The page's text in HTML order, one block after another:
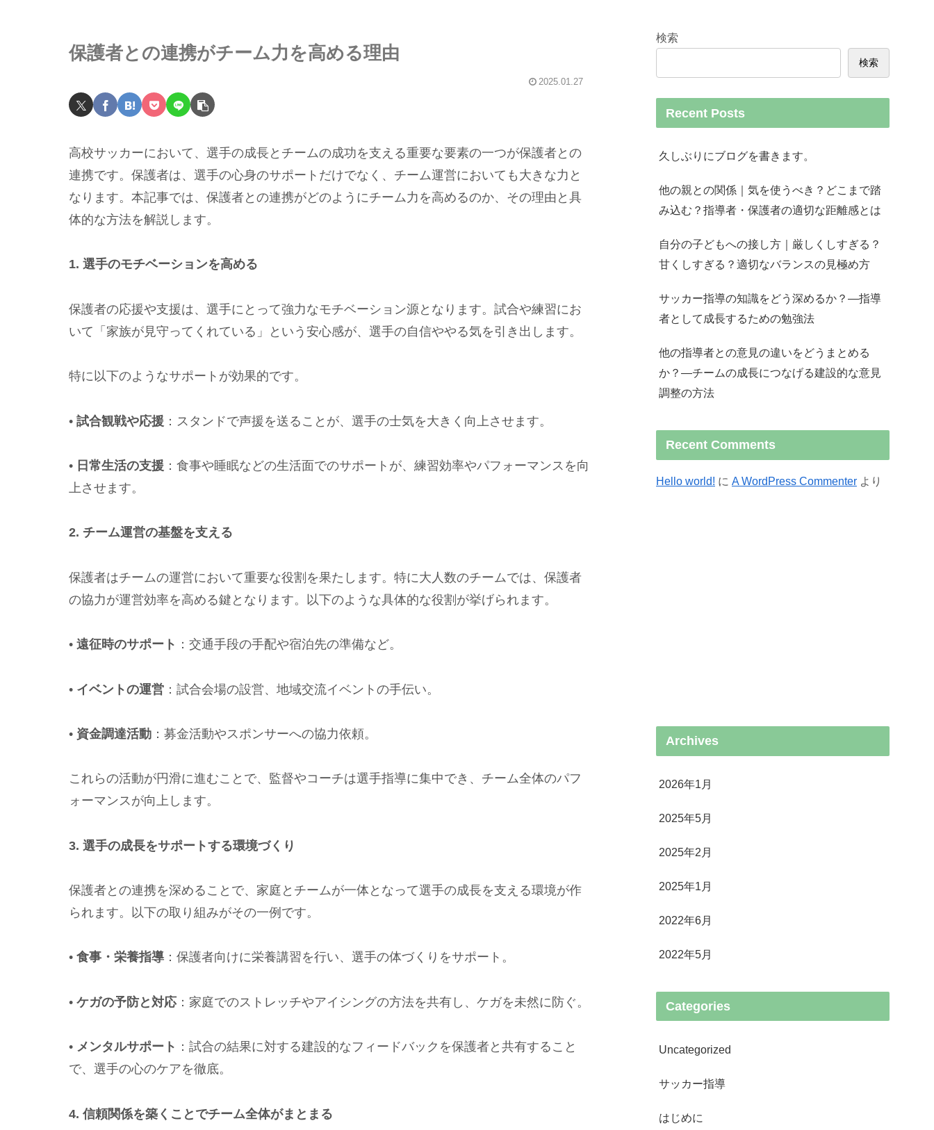
保護者との連携がチーム力を高める理由
2025.01.27
高校サッカーにおいて、選手の成長とチームの成功を支える重要な要素の一つが保護者との
連携です。保護者は、選手の心身のサポートだけでなく、チーム運営においても大きな力と
なります。本記事では、保護者との連携がどのようにチーム力を高めるのか、その理由と具
体的な方法を解説します。
1. 選手のモチベーションを高める
保護者の応援や支援は、選手にとって強力なモチベーション源となります。試合や練習にお
いて「家族が見守ってくれている」という安心感が、選手の自信ややる気を引き出します。
特に以下のようなサポートが効果的です。
• 試合観戦や応援 ：スタンドで声援を送ることが、選手の士気を大きく向上させます。
• 日常生活の支援 ：食事や睡眠などの生活面でのサポートが、練習効率やパフォーマンスを向
上させます。
2. チーム運営の基盤を支える
保護者はチームの運営において重要な役割を果たします。特に大人数のチームでは、保護者
の協力が運営効率を高める鍵となります。以下のような具体的な役割が挙げられます。
• 遠征時のサポート ：交通手段の手配や宿泊先の準備など。
• イベントの運営 ：試合会場の設営、地域交流イベントの手伝い。
• 資金調達活動 ：募金活動やスポンサーへの協力依頼。
これらの活動が円滑に進むことで、監督やコーチは選手指導に集中でき、チーム全体のパフ
ォーマンスが向上します。
3. 選手の成長をサポートする環境づくり
保護者との連携を深めることで、家庭とチームが一体となって選手の成長を支える環境が作
られます。以下の取り組みがその一例です。
• 食事・栄養指導 ：保護者向けに栄養講習を行い、選手の体づくりをサポート。
• ケガの予防と対応：家庭でのストレッチやアイシングの方法を共有し、ケガを未然に防ぐ。
• メンタルサポート ：試合の結果に対する建設的なフィードバックを保護者と共有すること
で、選手の心のケアを徹底。
4. 信頼関係を築くことでチーム全体がまとまる
検索
検索
Recent Posts
久しぶりにブログを書きます。
他の親との関係｜気を使うべき？どこまで踏
み込む？指導者・保護者の適切な距離感とは
自分の子どもへの接し方｜厳しくしすぎる？
甘くしすぎる？適切なバランスの見極め方
サッカー指導の知識をどう深めるか？—指導
者として成長するための勉強法
他の指導者との意見の違いをどうまとめる
か？—チームの成長につなげる建設的な意見
調整の方法
Recent Comments
Hello world! に A WordPress Commenter より
Archives
2026年1月
2025年5月
2025年2月
2025年1月
2022年6月
2022年5月
Categories
Uncategorized
サッカー指導
はじめに